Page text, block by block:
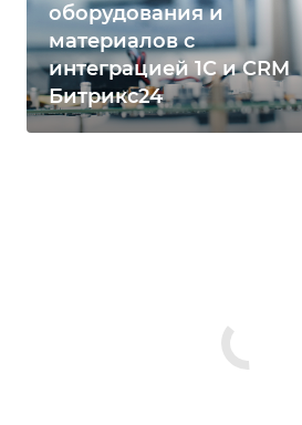
оборудования и
материалов с
интеграцией 1С и CRM
Битрикс24